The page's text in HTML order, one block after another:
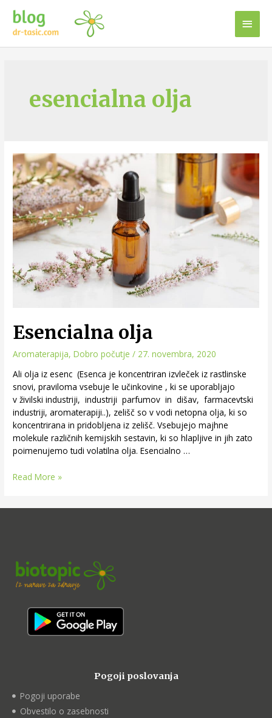
esencialna olja
Esencialna olja
Aromaterapija,Dobro počutje / 27. novembra, 2020
Ali olja iz esenc (Esenca je koncentriran izvleček iz rastlinske
snovi, praviloma vsebuje le učinkovine , ki se uporabljajo
v živilski industriji, industriji parfumov in dišav, farmacevtski
industriji, aromaterapiji..), zelišč so v vodi netopna olja, ki so
koncentrirana in pridobljena iz zelišč. Vsebujejo majhne
molekule različnih kemijskih sestavin, ki so hlapljive in jih zato
poimenujemo tudi volatilna olja. Esencialno …
Read More »
Pogoji poslovanja
Pogoji uporabe
Obvestilo o zasebnosti